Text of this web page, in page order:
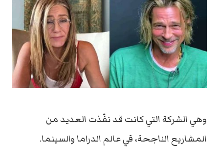
وهي الشركة التي كانت قد نفّذت العديد من
المشاريع الناجحة، في عالم الدراما والسينما.